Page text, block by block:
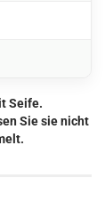
Seife.
Sie sie nicht